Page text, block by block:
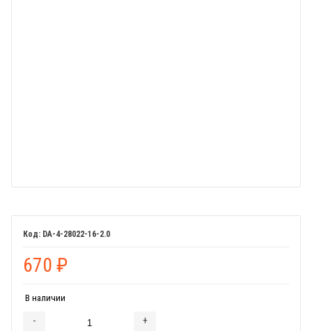
DA-4-28022-16-2.0
670 ₽
В наличии
- +